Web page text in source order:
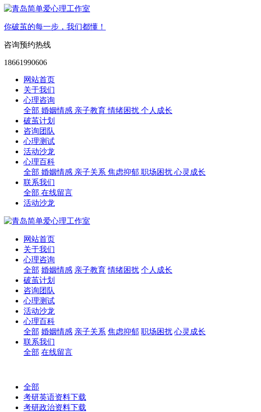
你破茧的每一步，我们都懂！
咨询预约热线
18661990606
网站首页
关于我们
心理咨询
全部 婚姻情感 亲子教育 情绪困扰 个人成长
破茧计划
咨询团队
心理测试
活动沙龙
心理百科
全部 婚姻情感 亲子关系 焦虑抑郁 职场困扰 心灵成长
联系我们
全部 在线留言
活动沙龙
网站首页
关于我们
心理咨询
全部 婚姻情感 亲子教育 情绪困扰 个人成长
破茧计划
咨询团队
心理测试
活动沙龙
心理百科
全部 婚姻情感 亲子关系 焦虑抑郁 职场困扰 心灵成长
联系我们
全部 在线留言
全部
考研英语资料下载
考研政治资料下载